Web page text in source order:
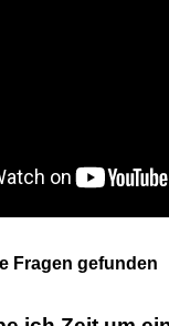
Fragen gefunden